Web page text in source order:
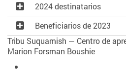
2024 destinatarios
Beneficiarios de 2023
Tribu Suquamish — Centro de
Marion Forsman Boushie